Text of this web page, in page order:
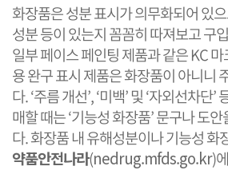
화장품은 성분 표시가 의무화​되어 있
성분 등이 있는지 꼼꼼히 따져보고 구
일부 페이스 페인팅 제품과 같은 KC
용 완구 표시 제품은 화장품이 아니니
다. ‘주름 개선’, ‘미백’ 및 ‘자외선차단
매할 때는 ‘기능성 화장품’ 문구나 도
다. 화장품 내 유해성분이나 기능성 화
약품안전나라(nedrug.mfds.go.kr)